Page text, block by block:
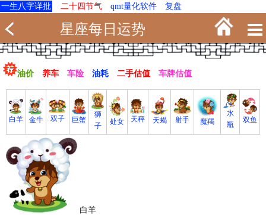
一生八字详批 二十四节气 qmt量化软件 复盘
星座每日运势
油价 养车 车险 油耗 二手估值 车牌估值
白羊 金牛 双子 巨蟹
狮
子
处女 天秤 天蝎 射手 魔羯
水
瓶
双鱼
白羊